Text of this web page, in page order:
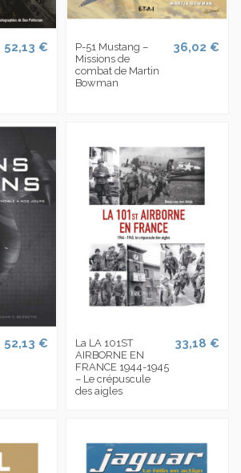
52,13 €
P-51 Mustang –
Missions de
combat de Martin
Bowman
36,02 €
52,13 €
La LA 101ST
AIRBORNE EN
FRANCE 1944-1945
– Le crépuscule
des aigles
33,18 €